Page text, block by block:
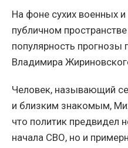
На фоне сухих военных
публичном
популярность
Владимира
Человек, называющий
и близким знакомым,
что политик предвидел
начала СВО, но и